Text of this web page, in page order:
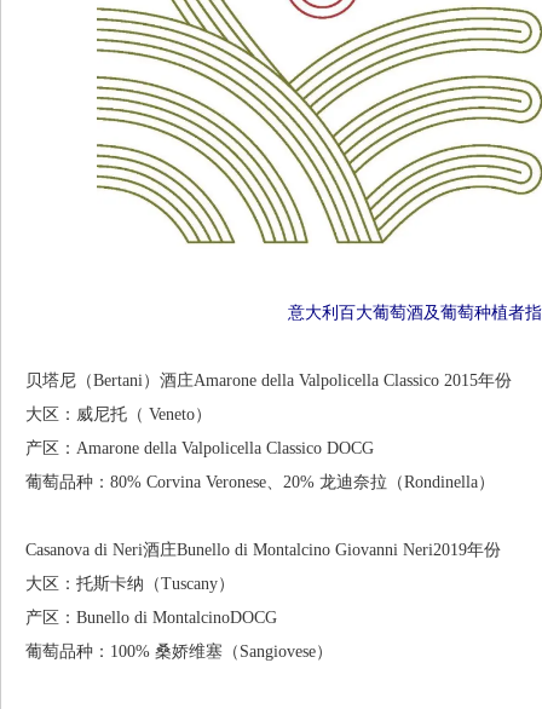
意大利百大葡萄酒及葡萄种植者
贝塔尼（Bertani）酒庄Amarone della Valpolicella Classico 2015年份
大区：威尼托（ Veneto）
产区：Amarone della Valpolicella Classico DOCG
葡萄品种：80% Corvina Veronese、20% 龙迪奈拉（Rondinella）
Casanova di Neri酒庄Bunello di Montalcino Giovanni Neri2019年份
大区：托斯卡纳（Tuscany）
产区：Bunello di MontalcinoDOCG
葡萄品种：100% 桑娇维塞（Sangiovese）